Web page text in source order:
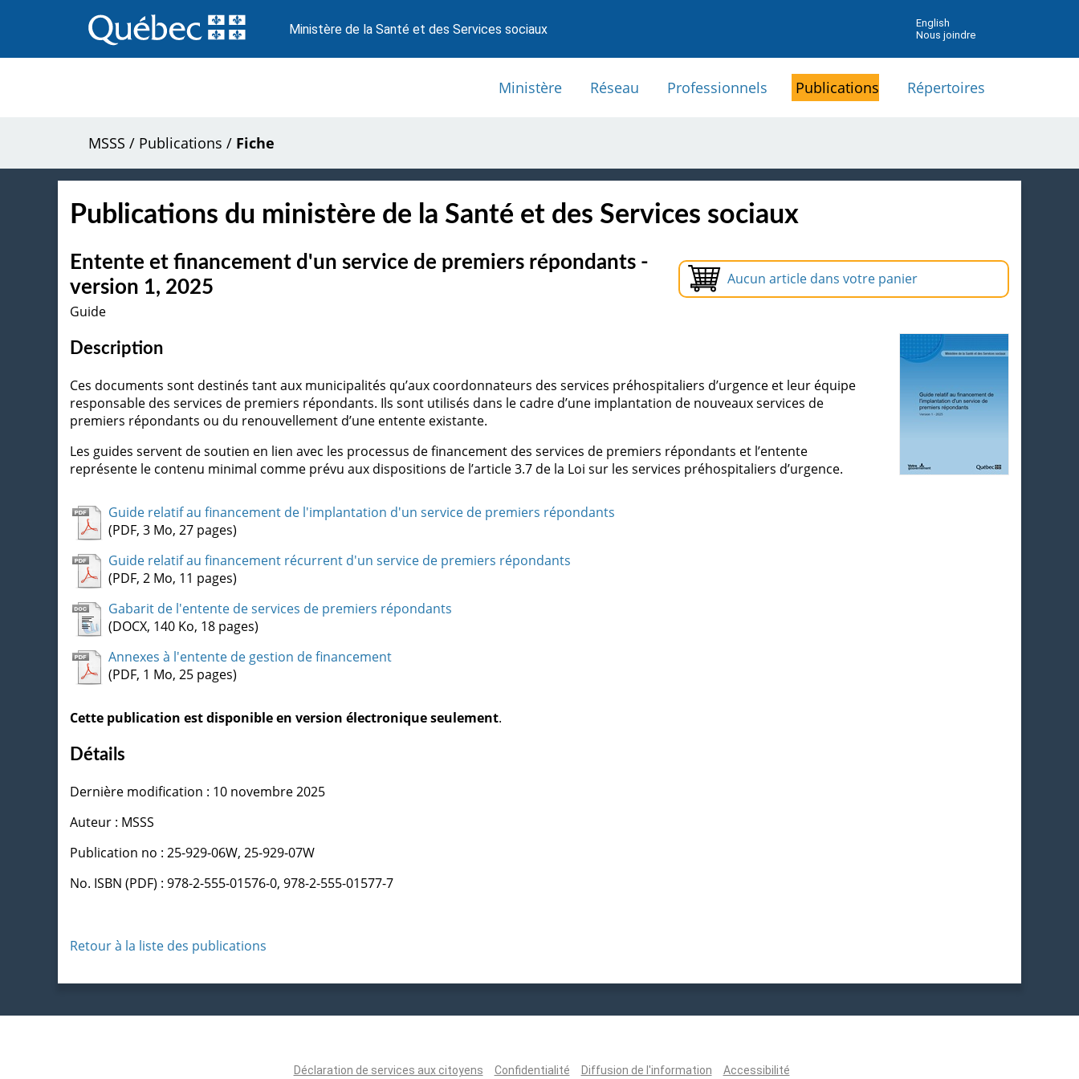
au
contenu
Ministère de la Santé et des Services sociaux
English
Nous joindre
Ministère Réseau Professionnels Publications Répertoires
MSSS / Publications / Fiche
Publications du ministère de la Santé et des Services sociaux
Aucun article dans votre panier
Entente et financement d'un service de premiers répondants -
version 1, 2025
Guide
Description
Ces documents sont destinés tant aux municipalités qu’aux coordonnateurs des services préhospitaliers d’urgence et leur équipe
responsable des services de premiers répondants. Ils sont utilisés dans le cadre d’une implantation de nouveaux services de
premiers répondants ou du renouvellement d’une entente existante.
Les guides servent de soutien en lien avec les processus de financement des services de premiers répondants et l’entente
représente le contenu minimal comme prévu aux dispositions de l’article 3.7 de la Loi sur les services préhospitaliers d’urgence.
Guide relatif au financement de l'implantation d'un service de premiers répondants
(PDF, 3 Mo, 27 pages)
Guide relatif au financement récurrent d'un service de premiers répondants
(PDF, 2 Mo, 11 pages)
Gabarit de l'entente de services de premiers répondants
(DOCX, 140 Ko, 18 pages)
Annexes à l'entente de gestion de financement
(PDF, 1 Mo, 25 pages)
Cette publication est disponible en version électronique seulement.
Détails
Dernière modification : 10 novembre 2025
Auteur : MSSS
Publication no : 25-929-06W, 25-929-07W
No. ISBN (PDF) : 978-2-555-01576-0, 978-2-555-01577-7
Retour à la liste des publications
Déclaration de services aux citoyens Confidentialité Diffusion de l'information Accessibilité